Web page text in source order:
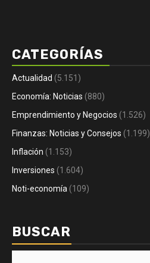
CATEGORÍAS
Actualidad (5.151)
Economía: Noticias (880)
Emprendimiento y Negocios (1.526)
Finanzas: Noticias y Consejos (1.199)
Inflación (1.153)
Inversiones (1.604)
Noti-economía (109)
BUSCAR